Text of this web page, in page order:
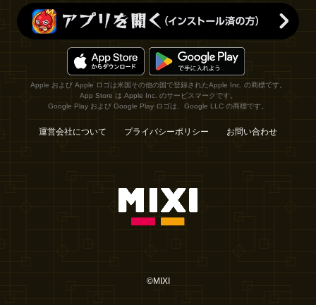
Apple および Apple ロゴは米国その他の国で登録されたApple Inc. の商標です。
App Store は Apple Inc. のサービスマークです。
Google Play および Google Play ロゴは、Google LLC の商標です。
運営会社について プライバシーポリシー お問い合わせ
©MIXI